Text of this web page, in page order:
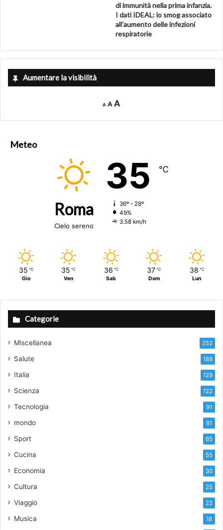
di immunità nella prima infanzia.
I dati IDEAL: lo smog associato
all’aumento delle infezioni
respiratorie
Aumentare la visibilità
A
Decrease
font
A Reset
size.
A
Meteo
Roma
Cielo sereno
35 ℃
36º - 28º
49%
3.58 km/h
35 ℃
Gio
35 ℃
Ven
36 ℃
Sab
37 ℃
Dom
38 ℃
Lun
Categorie
Miscellanea 252
Salute 188
Italia 129
Scienza 122
Tecnologia 91
mondo 81
Sport 65
Cucina 55
Economia 30
Cultura 25
Viaggio 22
Musica 18